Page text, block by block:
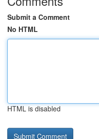
Submit a Comment
No HTML
HTML is disabled